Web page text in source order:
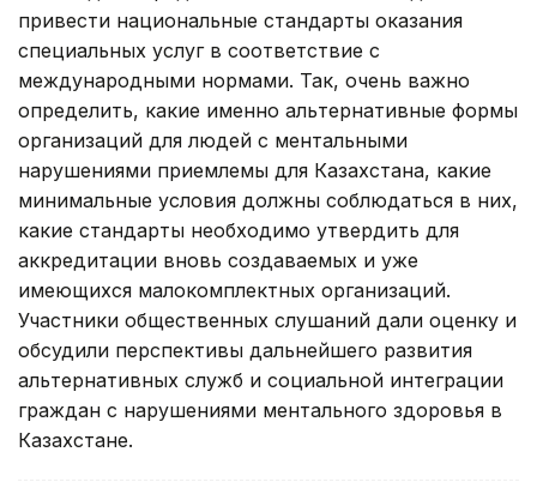
привести национальные стандарты оказания
специальных услуг в соответствие с
международными нормами. Так, очень важно
определить, какие именно альтернативные формы
организаций для людей с ментальными
нарушениями приемлемы для Казахстана, какие
минимальные условия должны соблюдаться в них,
какие стандарты необходимо утвердить для
аккредитации вновь создаваемых и уже
имеющихся малокомплектных организаций.
Участники общественных слушаний дали оценку и
обсудили перспективы дальнейшего развития
альтернативных служб и социальной интеграции
граждан с нарушениями ментального здоровья в
Казахстане.